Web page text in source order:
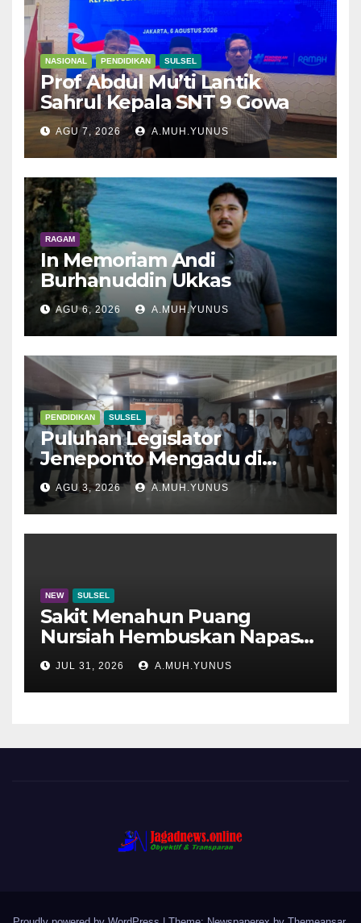
NASIONAL PENDIDIKAN SULSEL
Prof Abdul Mu’ti Lantik
Sahrul Kepala SNT 9 Gowa
AGU 7, 2026 A.MUH.YUNUS
RAGAM
In Memoriam Andi
Burhanuddin Ukkas
AGU 6, 2026 A.MUH.YUNUS
PENDIDIKAN SULSEL
Puluhan Legislator
Jeneponto Mengadu di
Disdik Sulsel
AGU 3, 2026 A.MUH.YUNUS
NEW SULSEL
Sakit Menahun Puang
Nursiah Hembuskan Napas
Terakhir
JUL 31, 2026 A.MUH.YUNUS